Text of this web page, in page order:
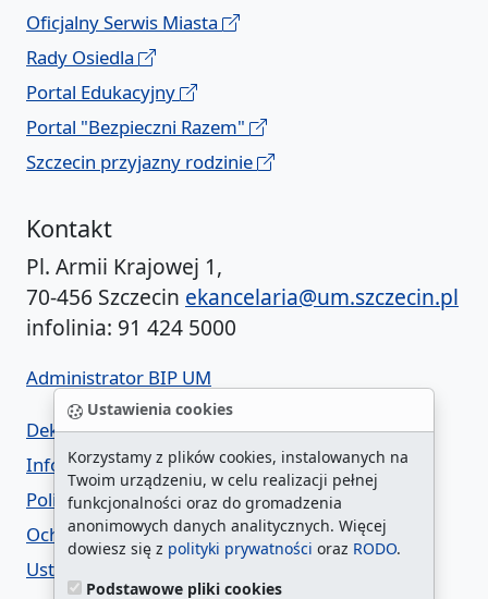
Ustawienia cookies
Korzystamy z plików cookies, instalowanych na
Twoim urządzeniu, w celu realizacji pełnej
funkcjonalności oraz do gromadzenia
anonimowych danych analitycznych. Więcej
dowiesz się z polityki prywatności oraz RODO.
Podstawowe pliki cookies
Oficjalny Serwis Miasta
Rady Osiedla
Portal Edukacyjny
Portal "Bezpieczni Razem"
Szczecin przyjazny rodzinie
Kontakt
Pl. Armii Krajowej 1,
70-456 Szczecin ekancelaria@um.szczecin.pl
infolinia: 91 424 5000
Administrator BIP UM
Deklaracja dostępności
Informacja o urzędzie w ETR
Polityka prywatności
Ochrona danych osobowych
Ustawienia cookies